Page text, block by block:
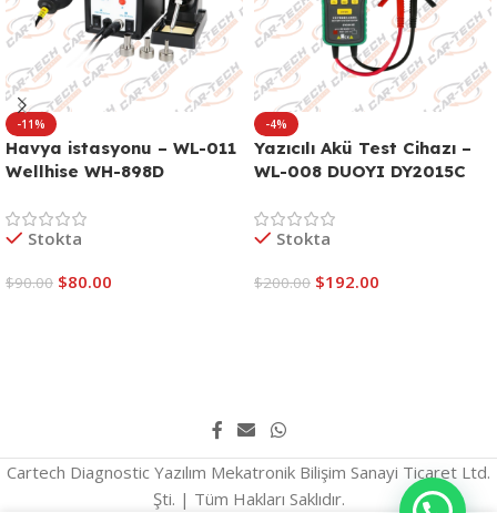
-11%
Havya istasyonu – WL-011
Wellhise WH-898D
Stokta
$90.00 $80.00
-4%
Yazıcılı Akü Test Cihazı –
WL-008 DUOYI DY2015C
Stokta
$200.00 $192.00
Cartech Diagnostic Yazılım Mekatronik Bilişim Sanayi Ticaret Ltd.
Şti. | Tüm Hakları Saklıdır.